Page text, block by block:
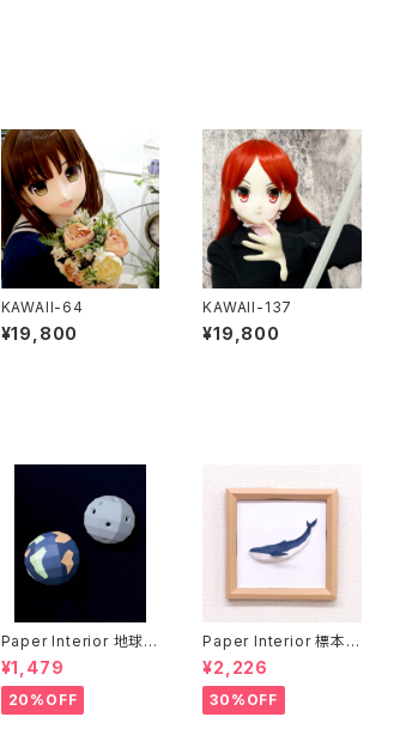
KAWAII-64
¥19,800
KAWAII-137
¥19,800
Paper Interior 地球と
月 earth and moon
¥1,479
20%OFF
Paper Interior 標本
クジラ specimen wh
ale
¥2,226
30%OFF